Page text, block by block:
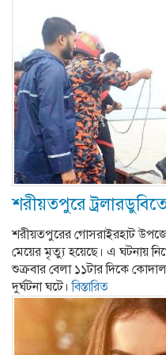
শরীয়তপুরে
শরীয়তপুরের গোসরাইরহাট
মেয়ের মৃত্যু হয়েছে। এ ঘটনায়
শুক্রবার বেলা ১১টার দিকে
দুর্ঘটনা ঘটে।বিস্তারিত